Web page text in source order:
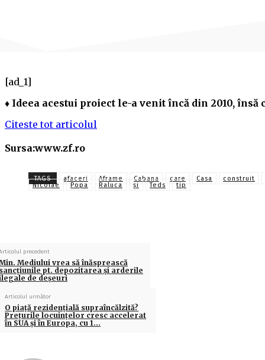
[ad_1]
♦ Ideea acestui proiect le-a venit încă din 2010, însă
Citeste tot articolul
Sursa:www.zf.ro
TAGS afaceri Aframe Cabana care Casa
construit
Nicolae
Popa Raluca și Teds tip
precedent
Mediului vrea să înăsprească
pt. depozitarea şi arderile
de deşeuri
Articolul următor
O piaţă rezidenţială supraîncălzită?
Preţurile locuinţelor cresc accelerat
în SUA şi în Europa, cu 1…